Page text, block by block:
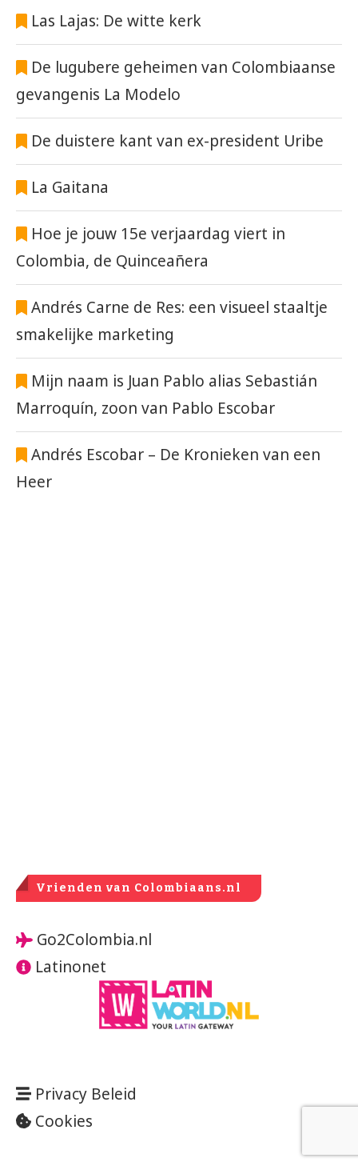
Las Lajas: De witte kerk
De lugubere geheimen van Colombiaanse
gevangenis La Modelo
De duistere kant van ex-president Uribe
La Gaitana
Hoe je jouw 15e verjaardag viert in
Colombia, de Quinceañera
Andrés Carne de Res: een visueel staaltje
smakelijke marketing
Mijn naam is Juan Pablo alias Sebastián
Marroquín, zoon van Pablo Escobar
Andrés Escobar – De Kronieken van een
Heer
Vrienden van Colombiaans.nl
Go2Colombia.nl
Latinonet
Privacy Beleid
Cookies